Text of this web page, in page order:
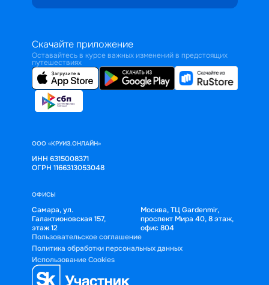
Скачайте приложение
Оставайтесь в курсе важных изменений в предстоящих
путешествиях
ООО «КРУИЗ.ОНЛАЙН»
ИНН 6315008371
ОГРН 1166313053048
ОФИСЫ
Самара, ул.
Галактионовская 157,
этаж 12
Москва, ТЦ Gardenmir,
проспект Мира 40, 8 этаж,
офис 804
Пользовательское соглашение
Политика обработки персональных данных
Использование Cookies